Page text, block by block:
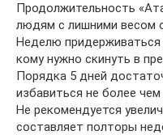
Продолжительность
людям с лишними весом
Неделю
кому нужно скинуть в
Порядка 5 дней
избавиться не более
Не рекомендуется
составляет полторы